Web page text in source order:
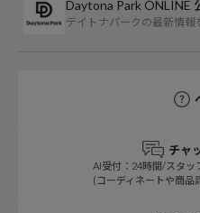
Daytona Park ONLINE
デイトナパークの最新情報
チャ
AI受付：24時間/スタッ
(コーディネートや商品